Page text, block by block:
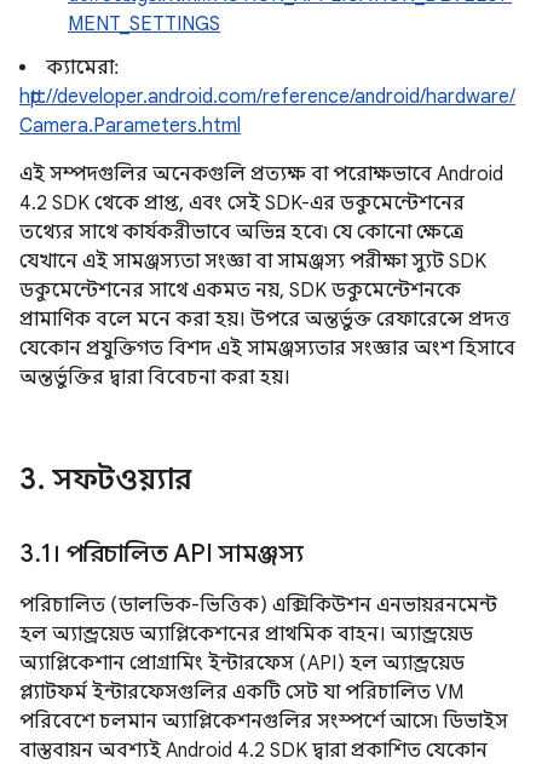
MENT_SETTINGS
ক্যামেরা:
http://developer.android.com/reference/android/hardware/
Camera.Parameters.html
এই সম্পদগুলির অনেকগুলি প্রত্যক্ষ বা পরোক্ষভাবে Android
4.2 SDK থেকে প্রাপ্ত, এবং সেই SDK-এর ডকুমেন্টেশনের
তথ্যের সাথে কার্যকরীভাবে অভিন্ন হবে৷ যে কোনো ক্ষেত্রে
যেখানে এই সামঞ্জস্যতা সংজ্ঞা বা সামঞ্জস্য পরীক্ষা স্যুট SDK
ডকুমেন্টেশনের সাথে একমত নয়, SDK ডকুমেন্টেশনকে
প্রামাণিক বলে মনে করা হয়। উপরে অন্তর্ভুক্ত রেফারেন্সে প্রদত্ত
যেকোন প্রযুক্তিগত বিশদ এই সামঞ্জস্যতার সংজ্ঞার অংশ হিসাবে
অন্তর্ভুক্তির দ্বারা বিবেচনা করা হয়।
3. সফটওয়্যার
3.1। পরিচালিত API সামঞ্জস্য
পরিচালিত (ডালভিক-ভিত্তিক) এক্সিকিউশন এনভায়রনমেন্ট
হল অ্যান্ড্রয়েড অ্যাপ্লিকেশনের প্রাথমিক বাহন। অ্যান্ড্রয়েড
অ্যাপ্লিকেশান প্রোগ্রামিং ইন্টারফেস (API) হল অ্যান্ড্রয়েড
প্ল্যাটফর্ম ইন্টারফেসগুলির একটি সেট যা পরিচালিত VM
পরিবেশে চলমান অ্যাপ্লিকেশনগুলির সংস্পর্শে আসে৷ ডিভাইস
বাস্তবায়ন অবশ্যই Android 4.2 SDK দ্বারা প্রকাশিত যেকোন